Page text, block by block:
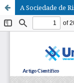
A Sociedade de